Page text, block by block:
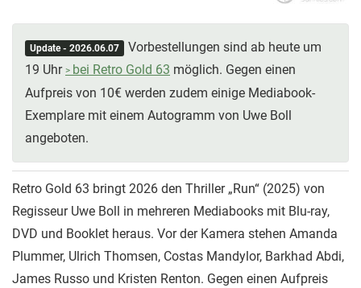
Update - 2026.06.07
Vorbestellungen sind ab heute um
19 Uhr
bei Retro Gold 63 möglich. Gegen einen
Aufpreis von 10€ werden zudem einige Mediabook-
Exemplare mit einem Autogramm von Uwe Boll
angeboten.
Retro Gold 63 bringt 2026 den Thriller „Run“ (2025) von
Regisseur Uwe Boll in mehreren Mediabooks mit Blu-ray,
DVD und Booklet heraus. Vor der Kamera stehen Amanda
Plummer, Ulrich Thomsen, Costas Mandylor, Barkhad Abdi,
James Russo und Kristen Renton. Gegen einen Aufpreis